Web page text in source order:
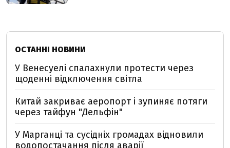
ОСТАННІ НОВИНИ
У Венесуелі спалахнули протести через
щоденні відключення світла
Китай закриває аеропорт і зупиняє потяги
через тайфун "Дельфін"
У Марганці та сусідніх громадах відновили
водопостачання після аварії